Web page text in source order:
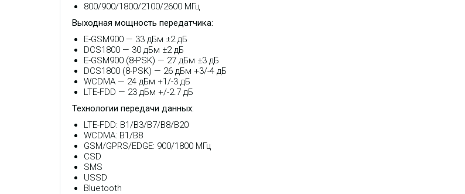
800/900/1800/2100/2600 МГц
Выходная мощность передатчика:
E-GSM900 — 33 дБм ±2 дБ
DCS1800 — 30 дБм ±2 дБ
E-GSM900 (8-PSK) — 27 дБм ±3 дБ
DCS1800 (8-PSK) — 26 дБм +3/-4 дБ
WCDMA — 24 дБм +1/-3 дБ
LTE-FDD — 23 дБм +/-2.7 дБ
Технологии передачи данных:
LTE-FDD: B1/B3/B7/B8/B20
WCDMA: B1/B8
GSM/GPRS/EDGE: 900/1800 МГц
CSD
SMS
USSD
Bluetooth